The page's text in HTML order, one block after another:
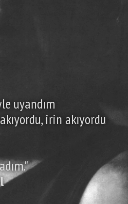
uyandım
irin akıyordu